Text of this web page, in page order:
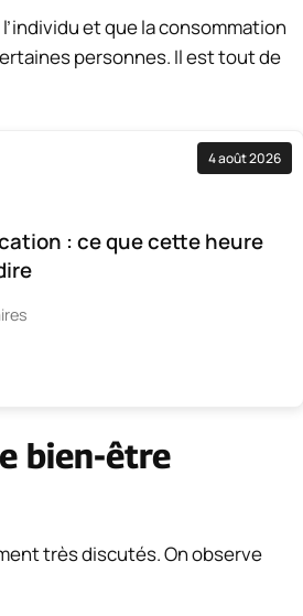
et que la consommation
personnes. Il est tout de
4 août 2026
: ce que cette heure
bien-être
très discutés. On observe